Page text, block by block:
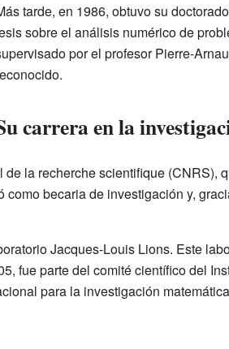
tarde, en 1986, obtuvo su
sobre el análisis numérico de
por el profesor Pierre-
carrera en la
la recherche scientifique (CNRS),
becaria de investigación y,
Jacques-Louis Lions. Este
fue parte del comité científico del
para la investigación